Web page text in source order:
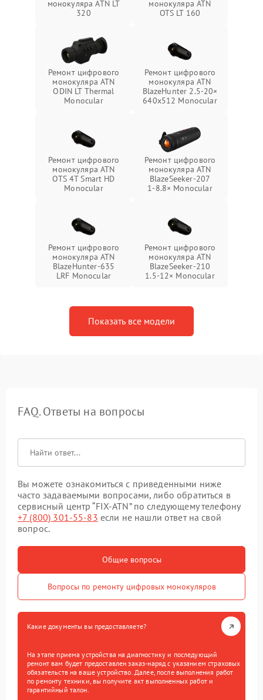
монокуляра ATN LT
320
монокуляра ATN
OTS LT 160
Ремонт цифрового
монокуляра ATN
ODIN LT Thermal
Monocular
Ремонт цифрового
монокуляра ATN
BlazeHunter 2.5‑20×
640x512 Monocular
Ремонт цифрового
монокуляра ATN
OTS 4T Smart HD
Monocular
Ремонт цифрового
монокуляра ATN
BlazeSeeker‑207
1‑8.8× Monocular
Ремонт цифрового
монокуляра ATN
BlazeHunter‑635
LRF Monocular
Ремонт цифрового
монокуляра ATN
BlazeSeeker‑210
1.5‑12× Monocular
Показать все модели
FAQ. Ответы на вопросы
Вы можете ознакомиться с приведенными ниже
часто задаваемыми вопросами, либо обратиться в
сервисный центр “FIX-ATN” по следующему телефону
+7 (800) 301-55-83 если не нашли ответ на свой
вопрос.
Общие вопросы
Вопросы по ремонту цифровых монокуляров
Какие документы вы предоставляете?
На этапе приема устройства на диагностику и последующий
ремонт вам будет предоставлен заказ-наряд с указанием страховых
обязательств на ваше устройство. Далее, после выполнения работ
по ремонту техники, вы получите акт выполненных работ и
гарантийный талон.